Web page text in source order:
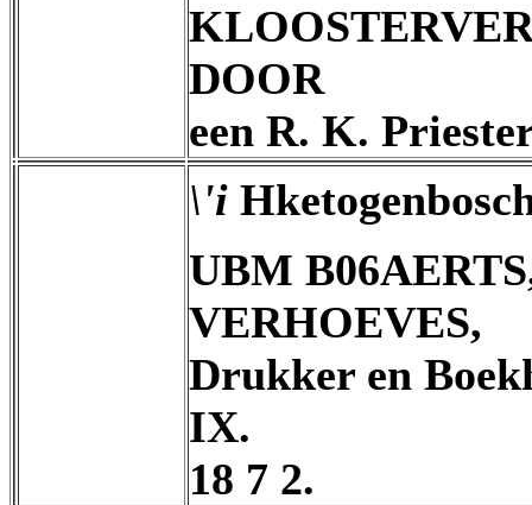
DOOR
een R. K.
\'i
UBM
VERHOEVES,
Drukker en
IX.
18 7 2.